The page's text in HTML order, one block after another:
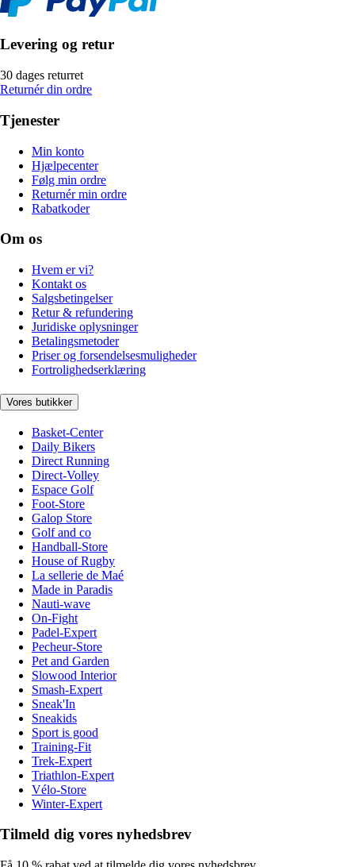
Levering og retur
30 dages returret
Returnér din ordre
Tjenester
Min konto
Hjælpecenter
Følg min ordre
Returnér min ordre
Rabatkoder
Om os
Hvem er vi?
Kontakt os
Salgsbetingelser
Retur & refundering
Juridiske oplysninger
Betalingsmetoder
Priser og forsendelsesmuligheder
Fortrolighedserklæring
Vores butikker
Basket-Center
Daily Bikers
Direct Running
Direct-Volley
Espace Golf
Foot-Store
Galop Store
Golf and co
Handball-Store
House of Rugby
La sellerie de Maé
Made in Paradis
Nauti-wave
On-Fight
Padel-Expert
Pecheur-Store
Pet and Garden
Slowood Interior
Smash-Expert
Sneak'In
Sneakids
Sport is good
Training-Fit
Trek-Expert
Triathlon-Expert
Vélo-Store
Winter-Expert
Tilmeld dig vores nyhedsbrev